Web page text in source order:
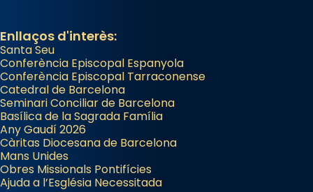
Enllaços d'interès:
Santa Seu
Conferència Episcopal Espanyola
Conferència Episcopal Tarraconense
Catedral de Barcelona
Seminari Conciliar de Barcelona
Basílica de la Sagrada Família
Any Gaudí 2026
Càritas Diocesana de Barcelona
Mans Unides
Obres Missionals Pontifícies
Ajuda a l’Església Necessitada